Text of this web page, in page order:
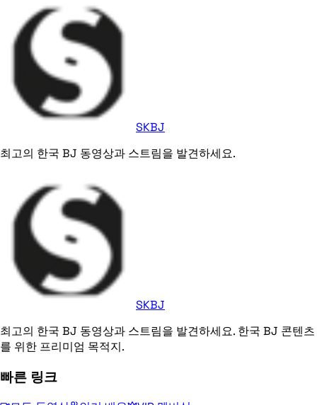
SKBJ
최고의 한국 BJ 동영상과 스트림을 발견하세요.
SKBJ
최고의 한국 BJ 동영상과 스트림을 발견하세요. 한국 BJ 콘텐츠
를 위한 프리미엄 목적지.
빠른 링크